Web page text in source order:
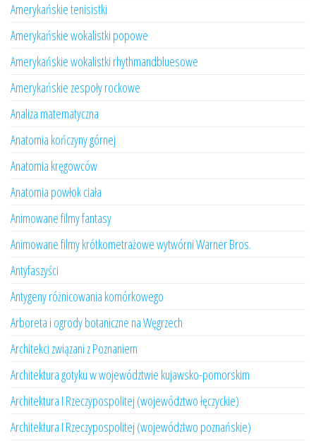
Amerykańskie tenisistki
Amerykańskie wokalistki popowe
Amerykańskie wokalistki rhythmandbluesowe
Amerykańskie zespoły rockowe
Analiza matematyczna
Anatomia kończyny górnej
Anatomia kręgowców
Anatomia powłok ciała
Animowane filmy fantasy
Animowane filmy krótkometrażowe wytwórni Warner Bros.
Antyfaszyści
Antygeny różnicowania komórkowego
Arboreta i ogrody botaniczne na Węgrzech
Architekci związani z Poznaniem
Architektura gotyku w województwie kujawsko-pomorskim
Architektura I Rzeczypospolitej (województwo łęczyckie)
Architektura I Rzeczypospolitej (województwo poznańskie)